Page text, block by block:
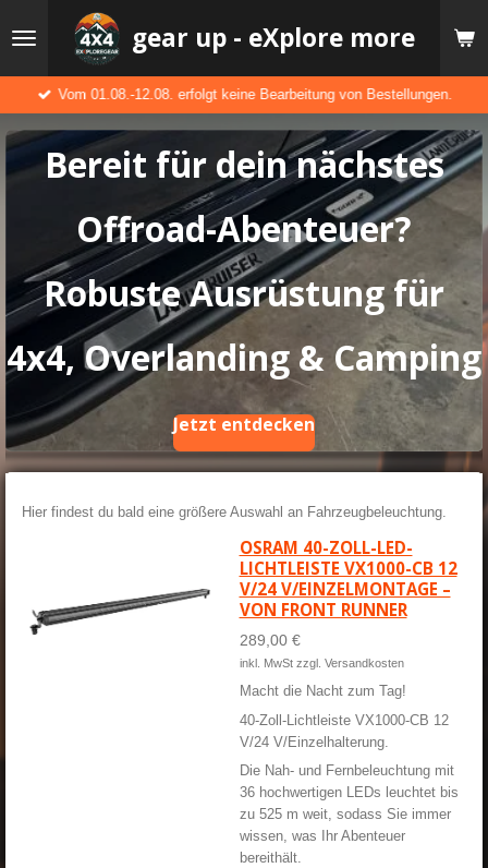
Hauptinhalt
gear up - eXplore more
Vom 01.08.-12.08. erfolgt keine Bearbeitung von Bestellungen.
Bereit für dein nächstes
Offroad-Abenteuer?
Robuste Ausrüstung für
4x4, Overlanding & Camping
Jetzt entdecken
Hier findest du bald eine größere Auswahl an Fahrzeugbeleuchtung.
OSRAM 40-ZOLL-LED-
LICHTLEISTE VX1000-CB 12
V/24 V/EINZELMONTAGE –
VON FRONT RUNNER
289,00 €
inkl. MwSt zzgl. Versandkosten
Macht die Nacht zum Tag!
40-Zoll-Lichtleiste VX1000-CB 12
V/24 V/Einzelhalterung.
Die Nah- und Fernbeleuchtung mit
36 ​​hochwertigen LEDs leuchtet bis
zu 525 m weit, sodass Sie immer
wissen, was Ihr Abenteuer
bereithält.